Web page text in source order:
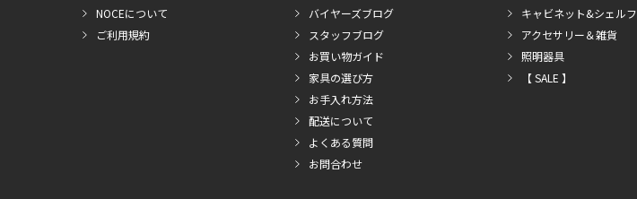
NOCEについて
ご利用規約
バイヤーズブログ
スタッフブログ
お買い物ガイド
家具の選び方
お手入れ方法
配送について
よくある質問
お問合わせ
キャビネット&シェルフ
アクセサリー＆雑貨
照明器具
【 SALE 】